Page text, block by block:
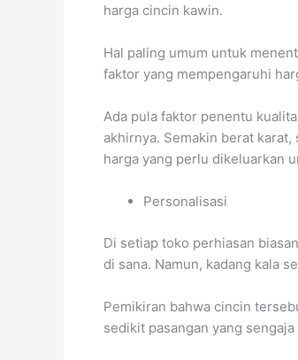
harga cincin kawin.
Hal paling umum untuk
faktor yang mempengaruhi
Ada pula faktor penentu
akhirnya. Semakin berat
harga yang perlu dikeluarkan
Personalisasi
Di setiap toko perhiasan
di sana. Namun, kadang kala
Pemikiran bahwa cincin
sedikit pasangan yang